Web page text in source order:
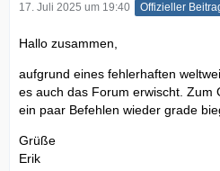
17. Juli 2025 um 19:40 Offizieller
Hallo zusammen,
aufgrund eines fehlerhaften
es auch das Forum erwischt. Zum
ein paar Befehlen wieder grade
Grüße
Erik